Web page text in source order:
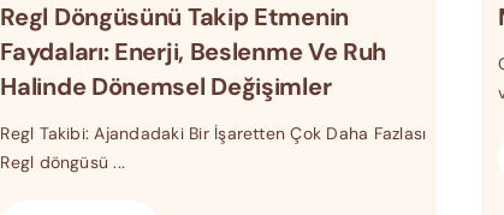
Regl Döngüsünü Takip Etmenin
Faydaları: Enerji, Beslenme Ve Ruh
Halinde Dönemsel Değişimler
Regl Takibi: Ajandadaki Bir İşaretten Çok Daha Fazlası
Regl döngüsü ...